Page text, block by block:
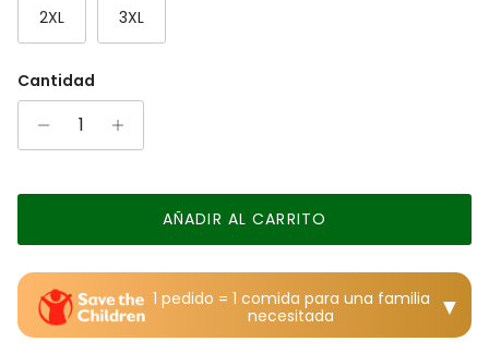
2XL 3XL
Cantidad
AÑADIR AL CARRITO
1 pedido = 1 comida para una familia
necesitada
▼